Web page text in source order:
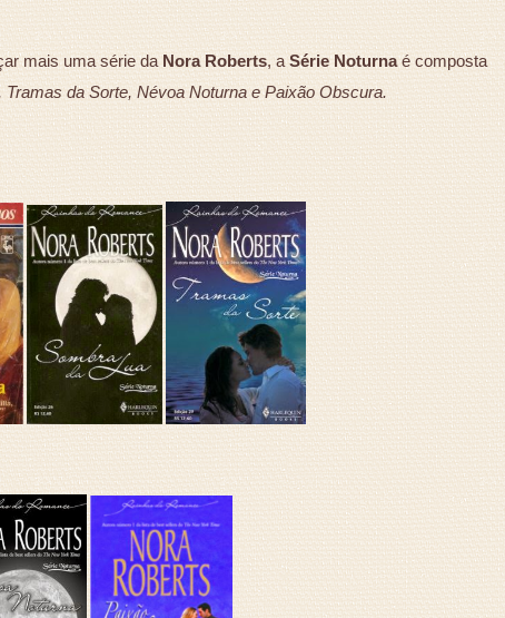
mais uma série da Nora Roberts, aSérie Noturnaé composta
da Sorte, Névoa Noturna e Paixão Obscura.